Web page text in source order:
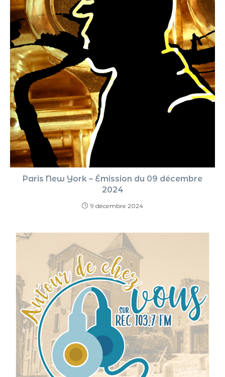
Paris New York – Émission du 09 décembre
2024
9 décembre 2024